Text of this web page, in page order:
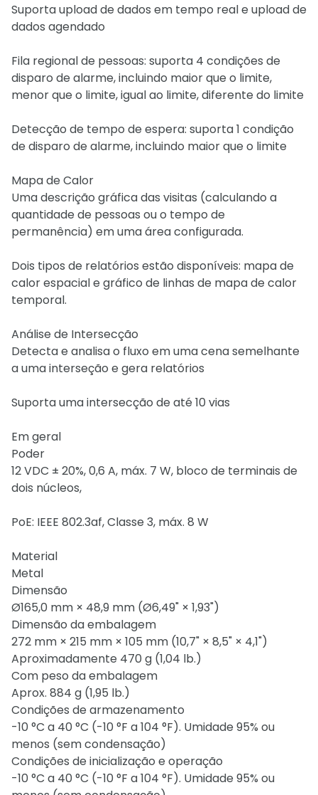
Suporta upload de dados em tempo real e upload de
dados agendado
Fila regional de pessoas: suporta 4 condições de
disparo de alarme, incluindo maior que o limite,
menor que o limite, igual ao limite, diferente do limite
Detecção de tempo de espera: suporta 1 condição
de disparo de alarme, incluindo maior que o limite
Mapa de Calor
Uma descrição gráfica das visitas (calculando a
quantidade de pessoas ou o tempo de
permanência) em uma área configurada.
Dois tipos de relatórios estão disponíveis: mapa de
calor espacial e gráfico de linhas de mapa de calor
temporal.
Análise de Intersecção
Detecta e analisa o fluxo em uma cena semelhante
a uma interseção e gera relatórios
Suporta uma intersecção de até 10 vias
Em geral
Poder
12 VDC ± 20%, 0,6 A, máx. 7 W, bloco de terminais de
dois núcleos,
PoE: IEEE 802.3af, Classe 3, máx. 8 W
Material
Metal
Dimensão
Ø165,0 mm × 48,9 mm (Ø6,49" × 1,93")
Dimensão da embalagem
272 mm × 215 mm × 105 mm (10,7" × 8,5" × 4,1")
Aproximadamente 470 g (1,04 lb.)
Com peso da embalagem
Aprox. 884 g (1,95 lb.)
Condições de armazenamento
-10 °C a 40 °C (-10 °F a 104 °F). Umidade 95% ou
menos (sem condensação)
Condições de inicialização e operação
-10 °C a 40 °C (-10 °F a 104 °F). Umidade 95% ou